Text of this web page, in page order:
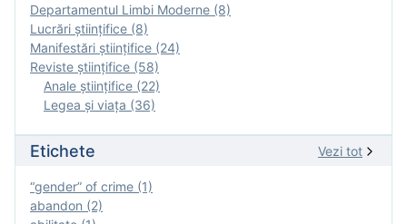
Departamentul Limbi Moderne (8)
Lucrări științifice (8)
Manifestări ştiinţifice (24)
Reviste ştiinţifice (58)
Anale ştiinţifice (22)
Legea şi viaţa (36)
Etichete Vezi tot
“gender” of crime (1)
abandon (2)